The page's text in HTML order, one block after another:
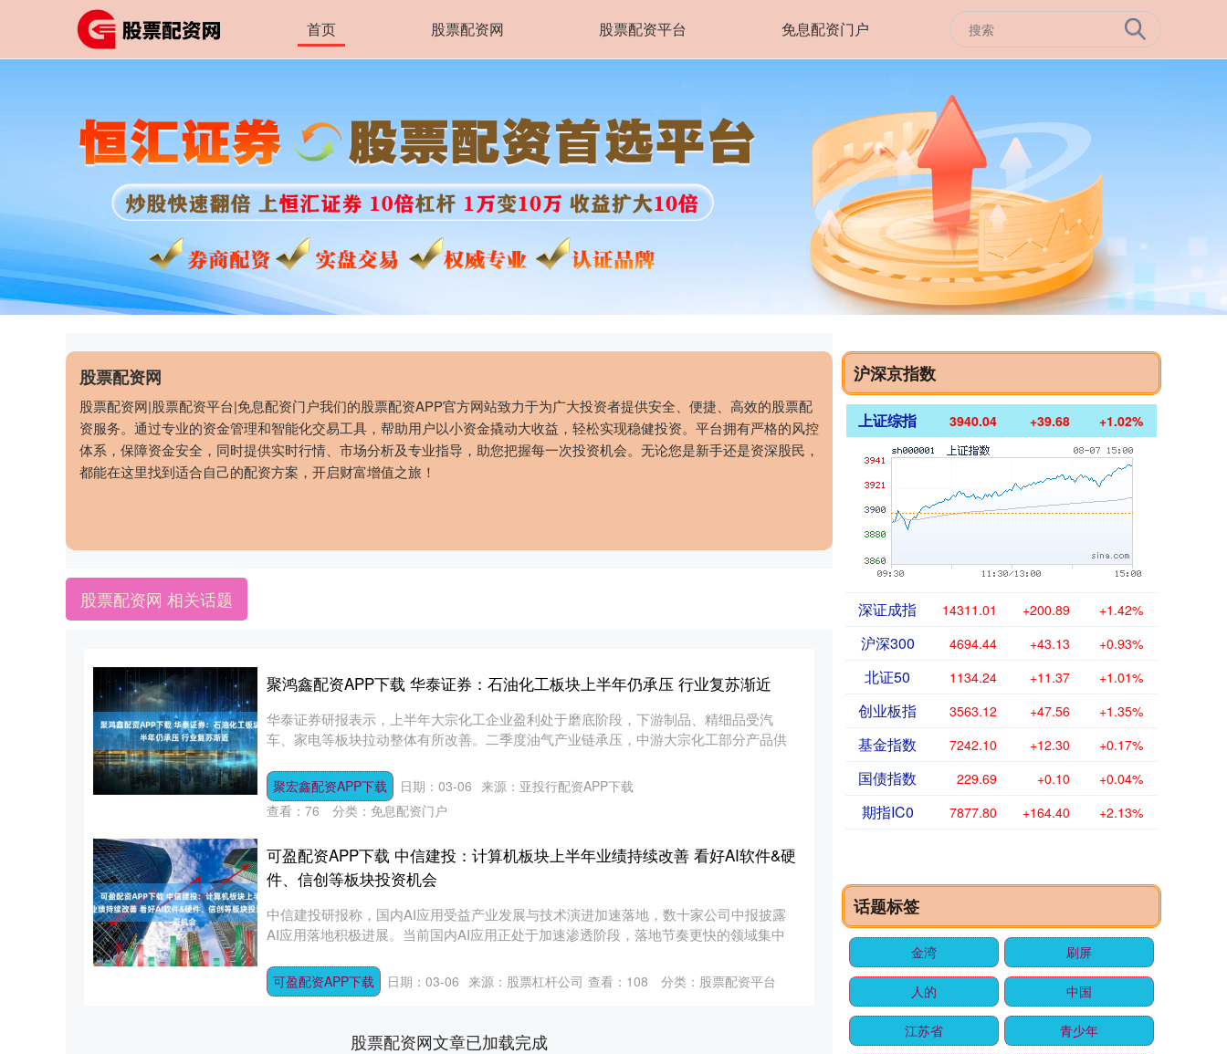
首页 股票配资网 股票配资平台 免息配资门户
股票配资网
股票配资网|股票配资平台|免息配资门户我们的股票配资APP官方网站致力于为广大投资者提供安全、便捷、高效的股票配
资服务。通过专业的资金管理和智能化交易工具，帮助用户以小资金撬动大收益，轻松实现稳健投资。平台拥有严格的风控
体系，保障资金安全，同时提供实时行情、市场分析及专业指导，助您把握每一次投资机会。无论您是新手还是资深股民，
都能在这里找到适合自己的配资方案，开启财富增值之旅！
股票配资网 相关话题
聚鸿鑫配资APP下载 华泰证券：石油化工板块上半年仍承压 行业复苏渐近
华泰证券研报表示，上半年大宗化工企业盈利处于磨底阶段，下游制品、精细品受汽
车、家电等板块拉动整体有所改善。二季度油气产业链承压，中游大宗化工部分产品供
聚宏鑫配资APP下载 日期：03-06 来源：亚投行配资APP下载
查看： 76 分类： 免息配资门户
可盈配资APP下载 中信建投：计算机板块上半年业绩持续改善 看好AI软件&硬
件、信创等板块投资机会
中信建投研报称，国内AI应用受益产业发展与技术演进加速落地，数十家公司中报披露
AI应用落地积极进展。当前国内AI应用正处于加速渗透阶段，落地节奏更快的领域集中
可盈配资APP下载 日期：03-06 来源：股票杠杆公司 查看： 108 分类： 股票配资平台
股票配资网文章已加载完成
沪深京指数
上证综指 3940.04 +39.68 +1.02%
深证成指 14311.01 +200.89 +1.42%
沪深300 4694.44 +43.13 +0.93%
北证50 1134.24 +11.37 +1.01%
创业板指 3563.12 +47.56 +1.35%
基金指数 7242.10 +12.30 +0.17%
国债指数 229.69 +0.10 +0.04%
期指IC0 7877.80 +164.40 +2.13%
话题标签
金湾 刷屏
人的 中国
江苏省 青少年